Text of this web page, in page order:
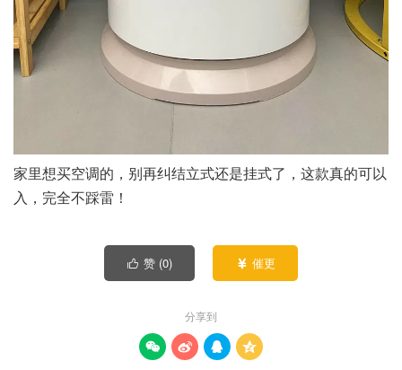
家里想买空调的，别再纠结立式还是挂式了，这款真的可以
入，完全不踩雷！
 赞 (0)  催更
分享到
   